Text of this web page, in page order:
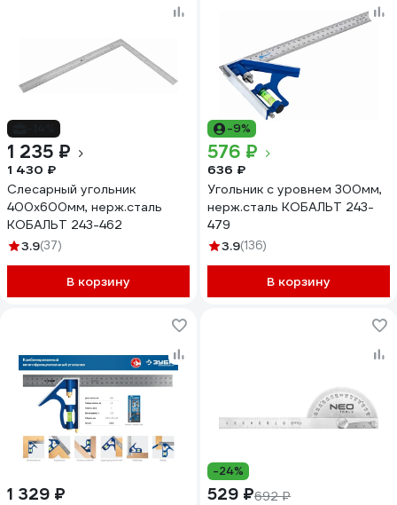
1 235 ₽
1 430 ₽
Слесарный угольник
400х600мм, нерж.сталь
КОБАЛЬТ 243-462
3.9(37)
В корзину
-9%
576 ₽
636 ₽
Угольник с уровнем 300мм,
нерж.сталь КОБАЛЬТ 243-
479
3.9(136)
В корзину
1 329 ₽
-24%
529 ₽692 ₽